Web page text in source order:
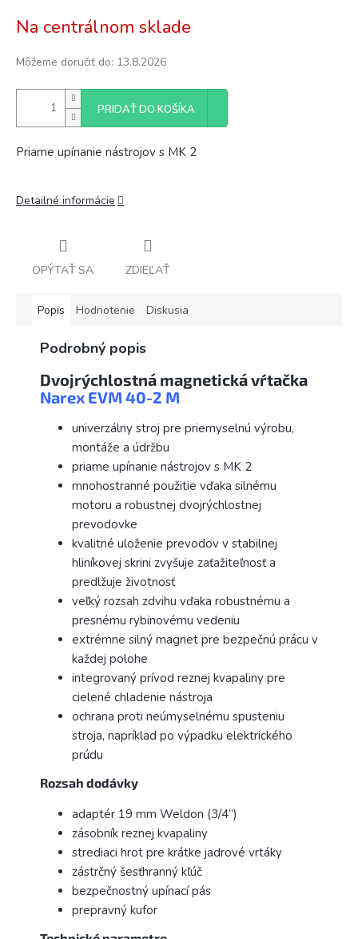
cena:
Na centrálnom sklade
Môžeme doručiť do: 13.8.2026
PRIDAŤ DO KOŠÍKA
Priame upínanie nástrojov s MK 2
Detailné informácie
OPÝTAŤ SA ZDIEĽAŤ
Popis Hodnotenie Diskusia
Podrobný popis
Dvojrýchlostná magnetická vŕtačka
Narex EVM 40-2 M
univerzálny stroj pre priemyselnú výrobu,
montáže a údržbu
priame upínanie nástrojov s MK 2
mnohostranné použitie vďaka silnému
motoru a robustnej dvojrýchlostnej
prevodovke
kvalitné uloženie prevodov v stabilnej
hliníkovej skrini zvyšuje zaťažiteľnosť a
predlžuje životnosť
veľký rozsah zdvihu vďaka robustnému a
presnému rybinovému vedeniu
extrémne silný magnet pre bezpečnú prácu v
každej polohe
integrovaný prívod reznej kvapaliny pre
cielené chladenie nástroja
ochrana proti neúmyselnému spusteniu
stroja, napríklad po výpadku elektrického
prúdu
Rozsah dodávky
adaptér 19 mm Weldon (3/4“)
zásobník reznej kvapaliny
strediaci hrot pre krátke jadrové vrtáky
zástrčný šesťhranný kľúč
bezpečnostný upínací pás
prepravný kufor